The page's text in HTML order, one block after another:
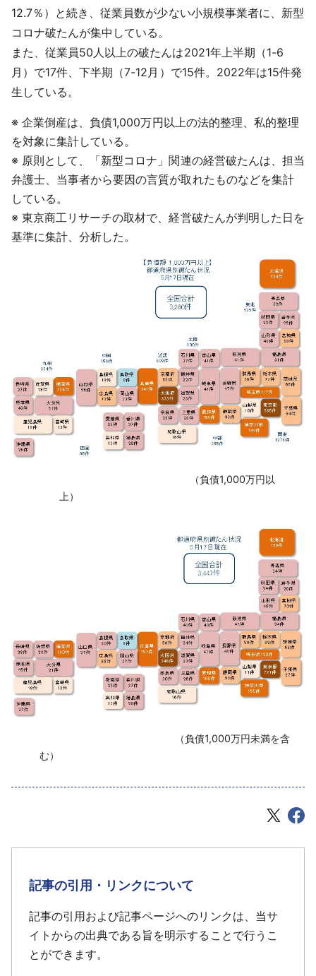
12.7％）と続き、従業員数が少ない小規模事業者に、新型
コロナ破たんが集中している。
また、従業員50人以上の破たんは2021年上半期（1-6
月）で17件、下半期（7-12月）で15件。2022年は15件発
生している。
※ 企業倒産は、負債1,000万円以上の法的整理、私的整理
を対象に集計している。
※ 原則として、「新型コロナ」関連の経営破たんは、担当
弁護士、当事者から要因の言質が取れたものなどを集計
している。
※ 東京商工リサーチの取材で、経営破たんが判明した日を
基準に集計、分析した。
‌ （負債1,000万円以
上）
‌ （負債1,000万円未満を含
む）
記事の引用・リンクについて
記事の引用および記事ページへのリンクは、当サ
イトからの出典である旨を明示することで行うこ
とができます。